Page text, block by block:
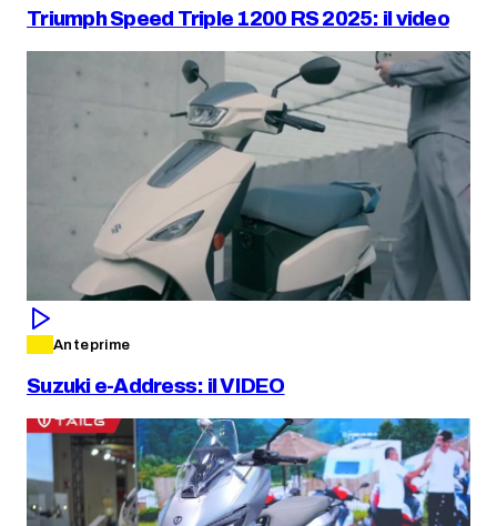
Triumph Speed Triple 1200 RS 2025: il video
Anteprime
Suzuki e-Address: il VIDEO